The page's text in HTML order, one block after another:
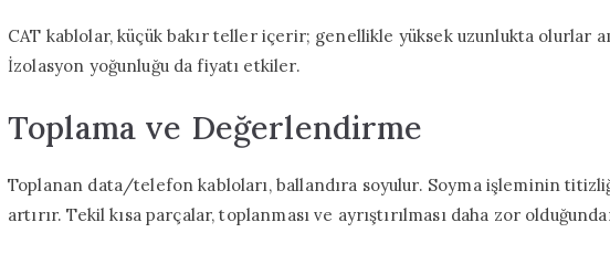
CAT kablolar, küçük bakır teller içerir; genellikle yüksek uzunlukta olurlar
İzolasyon yoğunluğu da fiyatı etkiler.
Toplama ve Değerlendirme
Toplanan data/telefon kabloları, ballandıra soyulur. Soyma işleminin
artırır. Tekil kısa parçalar, toplanması ve ayrıştırılması daha zor